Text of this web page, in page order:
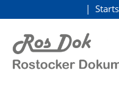
zum Inhalt